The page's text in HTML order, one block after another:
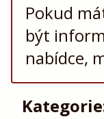
Pokud
být
nabídce,